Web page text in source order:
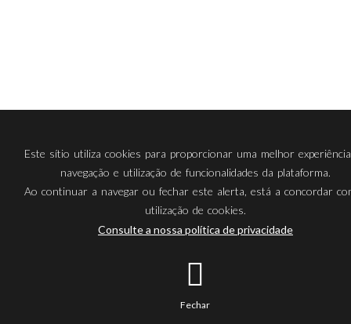
Este sítio utiliza cookies para proporcionar uma melhor
navegação e utilização de funcionalidades da plataforma.
Ao continuar a navegar ou fechar este alerta, está a concordar
utilização de cookies.
Consulte a nossa política de privacidade
Fechar